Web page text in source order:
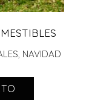
, NAVIDAD